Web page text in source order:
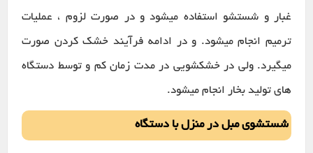
غبار و شستشو استفاده میشود و در صورت لزوم ، عملیات
ترمیم انجام میشود. و در ادامه فرآیند خشک کردن صورت
میگیرد. ولی در خشکشویی در مدت زمان کم و توسط دستگاه
های تولید بخار انجام میشود.
شستشوی مبل در منزل با دستگاه